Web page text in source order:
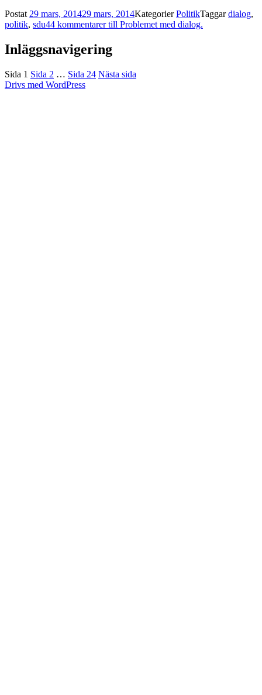
Postat 29 mars, 201429 mars, 2014KategorierPolitikTaggardialog,
politik, sdu44 kommentarertill Problemet med dialog.
Inläggsnavigering
Sida 1 Sida 2 … Sida 24 Nästa sida
Drivs med WordPress